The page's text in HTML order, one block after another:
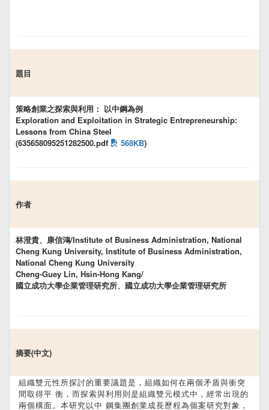
題目
策略創業之探索與利用： 以中鋼為例
Exploration and Exploitation in Strategic Entrepreneurship:
Lessons from China Steel
(635658095251282500.pdf
568KB)
作者
林澄貴、康信鴻/Institute of Business Administration, National
Cheng Kung University, Institute of Business Administration,
National Cheng Kung University
Cheng-Guey Lin, Hsin-Hong Kang/
國立成功大學企業管理研究所、國立成功大學企業管理研究所
摘要(中文)
組織雙元性所探討的重要議題是，組織如何在兩個矛盾與衝突
間取得平 衡，而探索與利用則是組織雙元模式中，經常出現的
兩個構面。本研究以中 鋼集團創業成長歷程為個案研究對象，